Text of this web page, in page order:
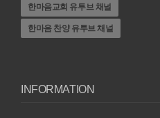
한마음교회 유투브 채널
한마음 찬양 유투브 채널
INFORMATION